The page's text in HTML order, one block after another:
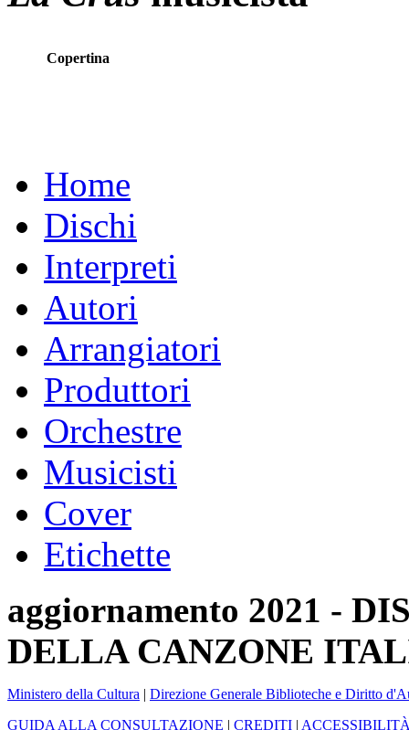
Copertina
Home
Dischi
Interpreti
Autori
Arrangiatori
Produttori
Orchestre
Musicisti
Cover
Etichette
aggiornamento 2021 -
DELLA CANZONE
Ministero della Cultura | Direzione Generale Biblioteche e Diritto
GUIDA ALLA CONSULTAZIONE | CREDITI |